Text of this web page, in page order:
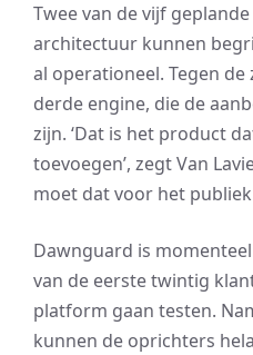
Twee van de vijf
architectuur kunnen
al operationeel. Tegen
derde engine, die de
zijn. ‘Dat is het product
toevoegen’, zegt Van
moet dat voor het publiek
Dawnguard is
van de eerste twintig
platform gaan testen.
kunnen de oprichters